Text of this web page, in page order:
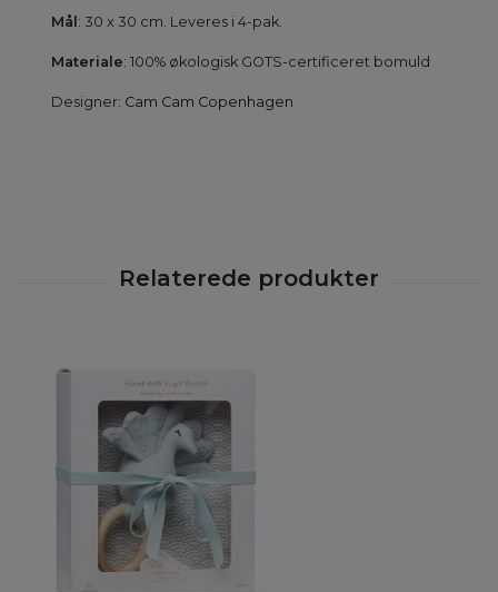
Mål : 30 x 30 cm. Leveres i 4-pak.
Materiale: 100% økologisk GOTS-certificeret bomuld
Designer: Cam Cam Copenhagen